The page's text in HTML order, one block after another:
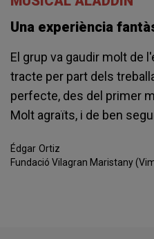
Una experiència
El grup va gaudir molt de
tracte per part dels
perfecte, des del primer
Molt agraïts, i de ben
Édgar Ortiz
Fundació Vilagran Maristany